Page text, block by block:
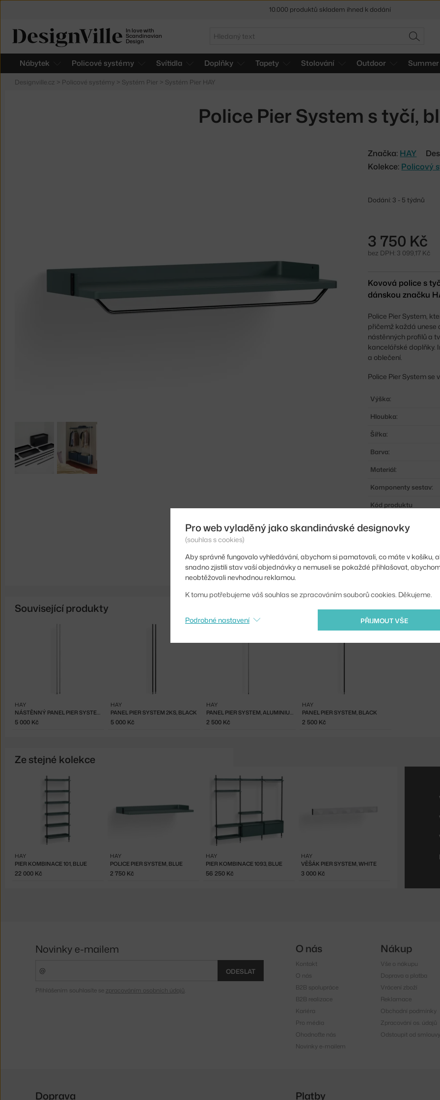
In love with
Scandinavian
Design
Hledat
HLEDAT
Nábytek Policové systémy Svítidla Doplňky Tapety Stolování Outdoor Summer
Designville.cz > Policové systémy > Systém Pier > Systém Pier HAY
Police Pier System s tyčí,
Značka: HAY
Kolekce: Policový
Dodání: 3 - 5 týdnů
3 750 Kč
bez DPH: 3 099,17 Kč
Kovová police s
dánskou značku
Police Pier System,
přičemž každá unese
nástěnných profilů a
kancelářské doplňky.
a oblečení.
Police Pier System
Výška:
Hloubka:
Šířka:
Barva:
Materiál:
Komponenty sestav:
Kód produktu
EAN
Shopping from the
Související produkty
NÁSTĚNNÝ PANEL PIER SYSTEM 2KS, CLEAR ALUMINIUM
HAY
5 000 Kč
PANEL PIER SYSTEM 2KS, BLACK
HAY
5 000 Kč
PANEL PIER SYSTEM, ALUMINIUM
HAY
2 500 Kč
PANEL PIER SYSTEM, BLACK
HAY
2 500 Kč
Ze stejné kolekce
PIER KOMBINACE 101, BLUE
HAY
22 000 Kč
POLICE PIER SYSTEM, BLUE
HAY
2 750 Kč
PIER KOMBINACE 1093, BLUE
HAY
56 250 Kč
VĚŠÁK PIER SYSTEM, WHITE
HAY
3 000 Kč
10.000 produktů skladem ihned k dodání
Pro web vyladěný jako skandinávské designovky
(souhlas s cookies)
Aby správně fungovalo vyhledávání, abychom si pamatovali, co máte v košíku,
snadno zjistili stav vaší objednávky a nemuseli se pokaždé přihlašovat,
neobtěžovali nevhodnou reklamou.
K tomu potřebujeme váš souhlas se zpracováním souborů cookies. Děkujeme.
PŘIJMOUT VŠE
Podrobné nastavení
Novinky e-mailem
ODESLAT
Přihlášením souhlasíte se zpracováním osobních údajů
O nás
Kontakt
O nás
B2B spolupráce
B2B realizace
Kariéra
Pro média
Ohodnoťte nás
Novinky e-mailem
Nákup
Vše o nákupu
Doprava a platba
Vrácení zboží
Reklamace
Obchodní podmínky
Zpracování os. údajů
Odstoupit od smlouvy
Doprava Platby